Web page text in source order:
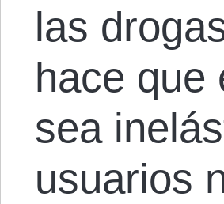
las
hace que
sea
usuarios